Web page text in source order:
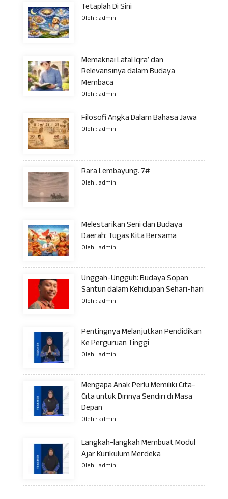
Tetaplah Di Sini
Oleh : admin
Memaknai Lafal Iqra’ dan
Relevansinya dalam Budaya
Membaca
Oleh : admin
Filosofi Angka Dalam Bahasa Jawa
Oleh : admin
Rara Lembayung. 7#
Oleh : admin
Melestarikan Seni dan Budaya
Daerah: Tugas Kita Bersama
Oleh : admin
Unggah-Ungguh: Budaya Sopan
Santun dalam Kehidupan Sehari-hari
Oleh : admin
Pentingnya Melanjutkan Pendidikan
Ke Perguruan Tinggi
Oleh : admin
Mengapa Anak Perlu Memiliki Cita-
Cita untuk Dirinya Sendiri di Masa
Depan
Oleh : admin
Langkah-langkah Membuat Modul
Ajar Kurikulum Merdeka
Oleh : admin